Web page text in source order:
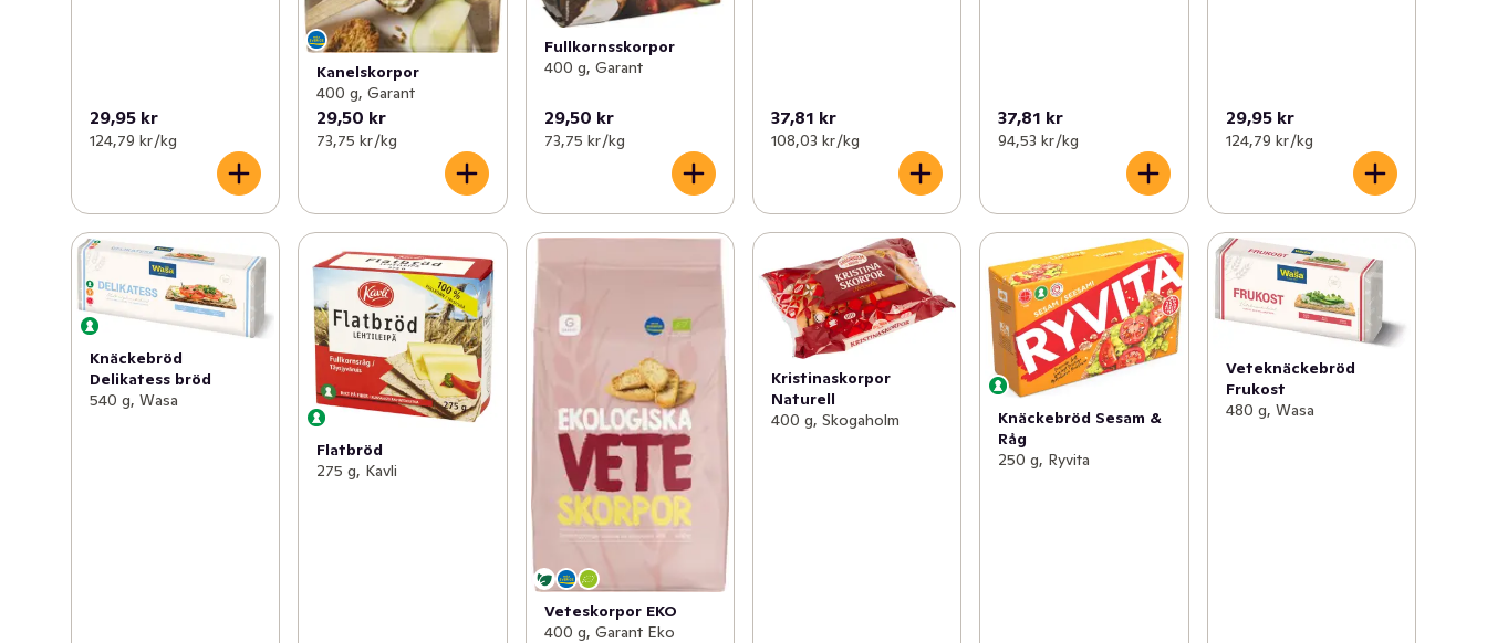
29,95 kr
124,79 kr /kg
Kanelskorpor
400 g, Garant
29,50 kr
73,75 kr /kg
Fullkornsskorpor
400 g, Garant
29,50 kr
73,75 kr /kg
37,81 kr
108,03 kr /kg
37,81 kr
94,53 kr /kg
29,95 kr
124,79 kr /kg
Knäckebröd
Delikatess bröd
540 g, Wasa
Flatbröd
275 g, Kavli
Veteskorpor EKO
400 g, Garant Eko
Kristinaskorpor
Naturell
400 g, Skogaholm
Knäckebröd Sesam &
Råg
250 g, Ryvita
Veteknäckebröd
Frukost
480 g, Wasa